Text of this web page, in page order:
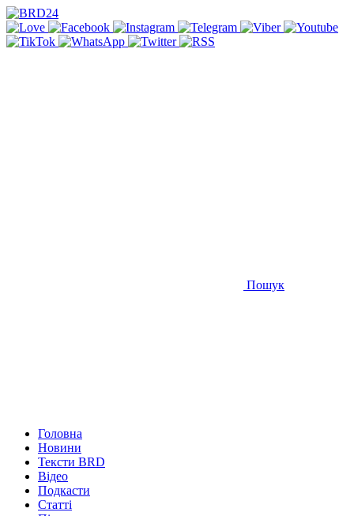
Пошук
Головна
Новини
Тексти BRD
Відео
Подкасти
Статті